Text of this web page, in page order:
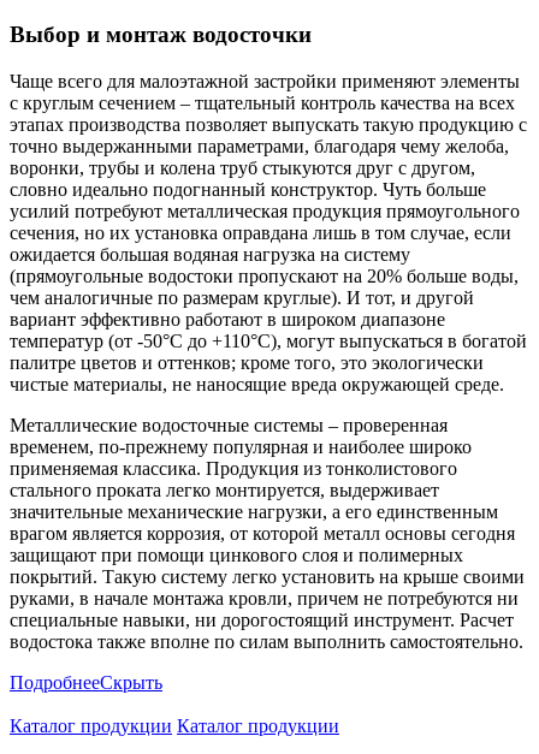
Выбор и монтаж водосточки
Чаще всего для малоэтажной застройки применяют элементы
с круглым сечением – тщательный контроль качества на всех
этапах производства позволяет выпускать такую продукцию с
точно выдержанными параметрами, благодаря чему желоба,
воронки, трубы и колена труб стыкуются друг с другом,
словно идеально подогнанный конструктор. Чуть больше
усилий потребуют металлическая продукция прямоугольного
сечения, но их установка оправдана лишь в том случае, если
ожидается большая водяная нагрузка на систему
(прямоугольные водостоки пропускают на 20% больше воды,
чем аналогичные по размерам круглые). И тот, и другой
вариант эффективно работают в широком диапазоне
температур (от -50°C до +110°C), могут выпускаться в богатой
палитре цветов и оттенков; кроме того, это экологически
чистые материалы, не наносящие вреда окружающей среде.
Металлические водосточные системы – проверенная
временем, по-прежнему популярная и наиболее широко
применяемая классика. Продукция из тонколистового
стального проката легко монтируется, выдерживает
значительные механические нагрузки, а его единственным
врагом является коррозия, от которой металл основы сегодня
защищают при помощи цинкового слоя и полимерных
покрытий. Такую систему легко установить на крыше своими
руками, в начале монтажа кровли, причем не потребуются ни
специальные навыки, ни дорогостоящий инструмент. Расчет
водостока также вполне по силам выполнить самостоятельно.
ПодробнееСкрыть
Каталог продукции Каталог продукции